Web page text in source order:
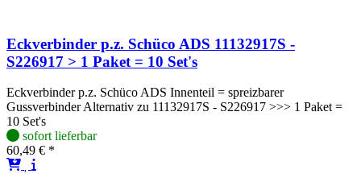
Eckverbinder p.z. Schüco ADS 11132917S -
S226917 > 1 Paket = 10 Set's
Eckverbinder p.z. Schüco ADS Innenteil = spreizbarer
Gussverbinder Alternativ zu 11132917S - S226917 >>> 1 Paket =
10 Set's
sofort lieferbar
60,49 € *